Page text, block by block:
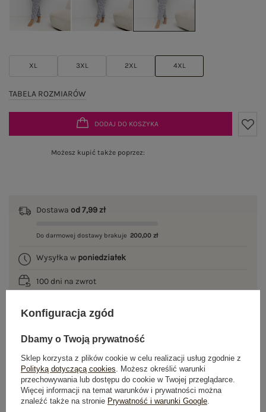
XL 3XL 2XL 4XL
TABELA ROZMIARÓW
DODAJ DO KOSZYKA
Możesz kupić także poprzez:
Dostawa od 7,99 zł
Do darmowej dostawy brakuje 200,00 zł
Wysyłka w poniedziałek
100 dni na zwrot
OPIS PRODUKTU
GŁÓWNE PARAMETRY
OPINIE O PRODUKCIE (0)
Konfiguracja zgód
Dbamy o Twoją prywatność
Sklep korzysta z plików cookie w celu realizacji usług zgodnie z
Polityką dotyczącą cookies . Możesz określić warunki
przechowywania lub dostępu do cookie w Twojej przeglądarce.
Więcej informacji na temat warunków i prywatności można
znaleźć także na stronie Prywatność i warunki Google